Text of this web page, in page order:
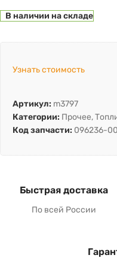
В наличии на складе
Узнать стоимость
Артикул: m3797
Категории: Прочее,
Код запчасти: 096236-
Быстрая доставка
По всей России